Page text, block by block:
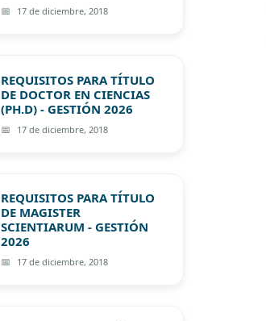
17 de diciembre, 2018
REQUISITOS PARA TÍTULO
DE DOCTOR EN CIENCIAS
(PH.D) - GESTIÓN 2026
17 de diciembre, 2018
REQUISITOS PARA TÍTULO
DE MAGISTER
SCIENTIARUM - GESTIÓN
2026
17 de diciembre, 2018